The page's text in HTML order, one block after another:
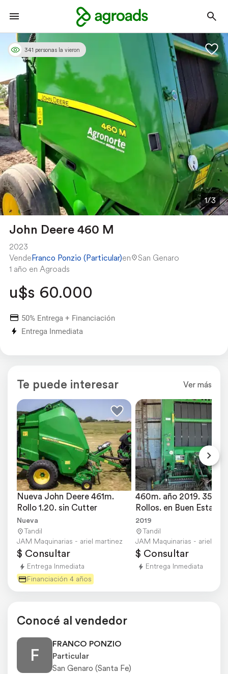
1/3
341 personas la vieron
John Deere 460 M
2023
VendeFranco Ponzio (Particular)en
San Genaro
1 año en Agroads
u$s 60.000
50% Entrega + Financiación
Entrega Inmediata
Te puede interesar Ver más
Nueva John Deere 461m.
Rollo 1.20. sin Cutter
Nueva
Tandil
JAM Maquinarias - ariel martinez
$ Consultar
Entrega Inmediata
Financiación 4 años
460m. año 2019.
Rollos. en Buen Estado.
2019
Tandil
JAM Maquinarias - ariel
$ Consultar
Entrega Inmediata
Conocé al vendedor
F
FRANCO PONZIO
Particular
San Genaro (Santa Fe)